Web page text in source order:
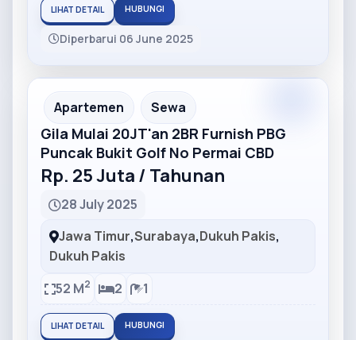
LIHAT DETAIL HUBUNGI
Diperbarui 06 June 2025
Partner Ad
Apartemen Sewa
Gila Mulai 20JT'an 2BR Furnish PBG
Puncak Bukit Golf No Permai CBD
Rp. 25 Juta / Tahunan
28 July 2025
Jawa Timur,Surabaya,Dukuh Pakis,
Dukuh Pakis
52 M2 2 1
LIHAT DETAIL HUBUNGI